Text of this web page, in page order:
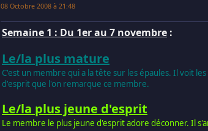
08 Octobre 2008 à 21:48
Semaine 1 : Du 1er au 7 novembre :
Le/la plus mature
C'est un membre qui a la tête sur les épaules. Il voit
d'esprit que l'on remarque ce membre.
Le/la plus jeune d'esprit
Le membre le plus jeune d'esprit adore déconner. Il